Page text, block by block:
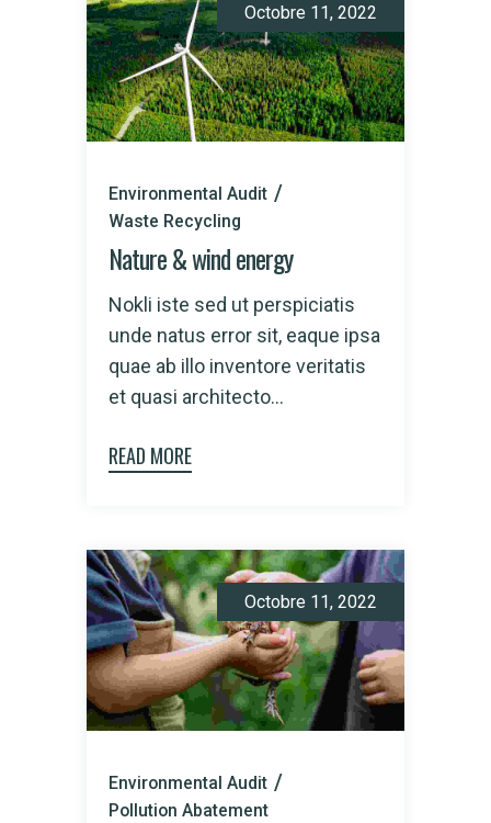
Octobre 11, 2022
Environmental Audit
Waste Recycling
Nature & wind energy
Nokli iste sed ut perspiciatis
unde natus error sit, eaque ipsa
quae ab illo inventore veritatis
et quasi architecto...
READ MORE
Octobre 11, 2022
Environmental Audit
Pollution Abatement